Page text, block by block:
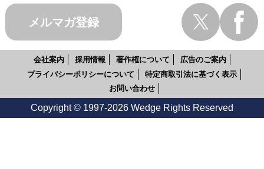
メルマガ登録
会社案内 採用情報 著作権について
広告のご案内
プライバシーポリシーについて
特定商取引法に基づく表示
お問い合わせ
Copyright © 1997-2026 Wedge Rights Reserved